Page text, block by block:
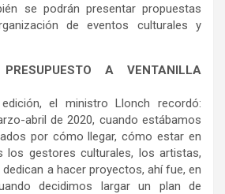
se podrán presentar propuestas
de eventos culturales y
A VENTANILLA
el ministro Llonch recordó:
abril de 2020, cuando estábamos
por cómo llegar, cómo estar en
gestores culturales, los artistas,
a hacer proyectos, ahí fue, en
decidimos largar un plan de